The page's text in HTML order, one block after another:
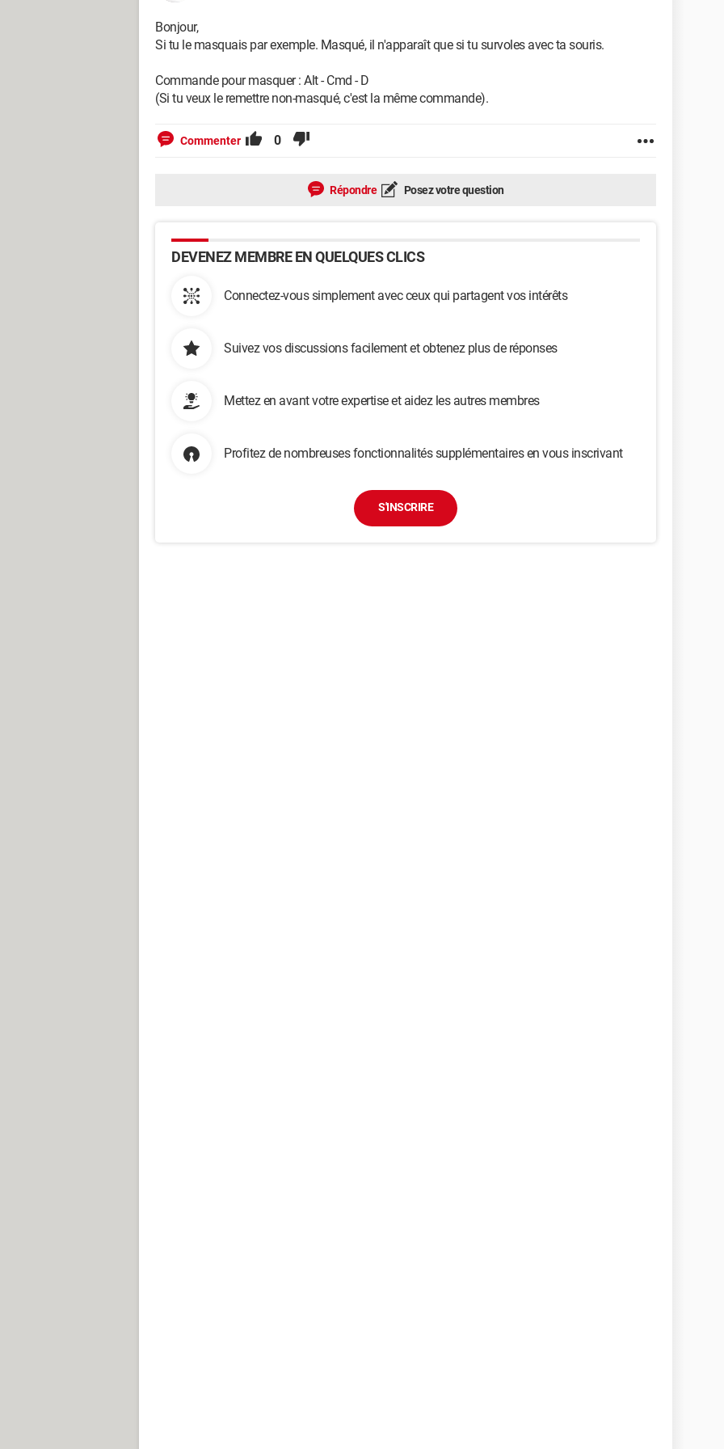
Bonjour,
Si tu le masquais par exemple. Masqué, il n'apparaît que si tu survoles avec ta souris.
Commande pour masquer : Alt - Cmd - D
(Si tu veux le remettre non-masqué, c'est la même commande).
Commenter 0
Répondre Posez votre question
DEVENEZ MEMBRE EN QUELQUES CLICS
Connectez-vous simplement avec ceux qui partagent vos intérêts
Suivez vos discussions facilement et obtenez plus de réponses
Mettez en avant votre expertise et aidez les autres membres
Profitez de nombreuses fonctionnalités supplémentaires en vous inscrivant
S'INSCRIRE